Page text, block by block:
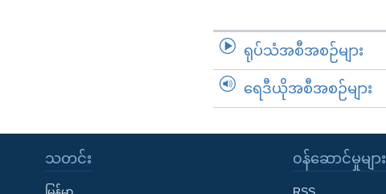
ရုပ်သံအစီအစဉ်များ
ရေဒီယိုအစီအစဉ်များ
သတင်း ၀န်ဆောင်မှုများ